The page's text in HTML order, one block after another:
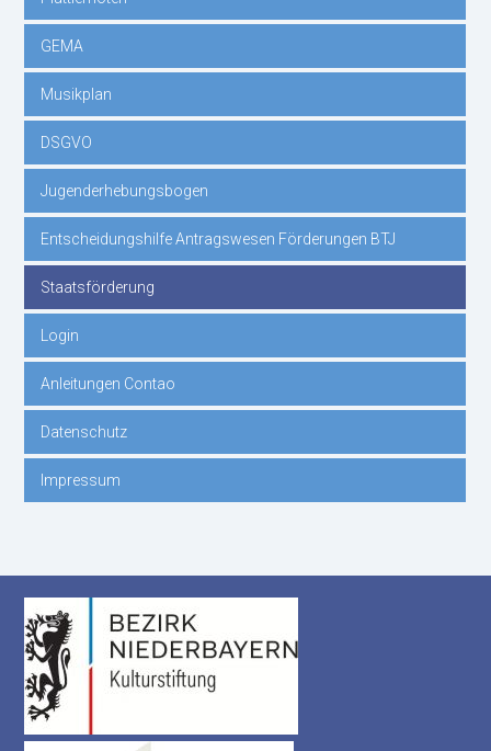
GEMA
Musikplan
DSGVO
Jugenderhebungsbogen
Entscheidungshilfe Antragswesen Förderungen BTJ
Staatsförderung
Login
Anleitungen Contao
Datenschutz
Impressum